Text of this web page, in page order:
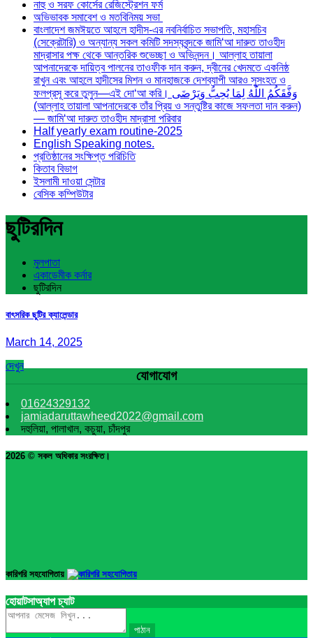
নাহু ও সরফ কোর্সের রেজিস্ট্রেশন ফর্ম
অভিভাবক সমাবেশ ও মতবিনিময় সভা
বাংলাদেশ জমঈয়তে আহলে হাদীস-এর নবনির্বাচিত সভাপতি, মহাসচিব
(সেক্রেটারি) ও অন্যান্য সকল কমিটি সদস্যবৃন্দকে জামি‘আ দারুত তাওহীদ
মাদ্রাসার পক্ষ থেকে আন্তরিক শুভেচ্ছা ও অভিনন্দন। আল্লাহ তায়ালা
আপনাদেরকে দায়িত্ব পালনের তাওফীক দান করুন, দ্বীনের খেদমতে একনিষ্ঠ
রাখুন এবং আহলে হাদীসের মিশন ও মানহাজকে দেশব্যাপী আরও সুসংহত ও
ফলপ্রসূ করে তুলুন—এই দো‘আ করি। وَفَّقَكُمُ اللّٰهُ لِمَا يُحِبُّ وَيَرْضَى
(আল্লাহ তায়ালা আপনাদেরকে তাঁর প্রিয় ও সন্তুষ্টির কাজে সফলতা দান করুন)
— জামি‘আ দারুত তাওহীদ মাদ্রাসা পরিবার
Half yearly exam routine-2025
English Speaking notes.
প্রতিষ্ঠানের সংক্ষিপ্ত পরিচিতি
কিতাব বিভাগ
ইসলামী দাওয়া সেন্টার
বেসিক কম্পিউটার
ছুটিরদিন
মুলপাতা
একাডেমীক কর্নার
ছুটিরদিন
বাৎসরিক ছুটির ক্যালেন্ডার
March 14, 2025
দেখুন
যোগাযোগ
01624329132
jamiadaruttawheed2022@gmail.com
দহুলিয়া, পালাখাল, কচুয়া, চাঁদপুর
2026 © সকল অধিকার সংরক্ষিত।
কারিগরি সহযোগিতায়
হোয়াটসাঅ্যাপ চ্যাট
পাঠান